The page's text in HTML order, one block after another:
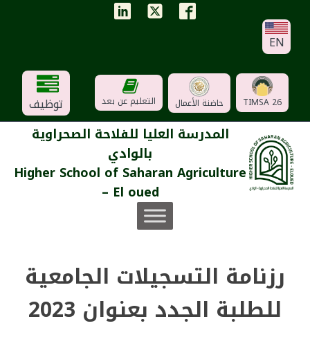
EN
TIMSA 26 حاضنة الأعمال التعليم عن بعد توظيف
المدرسة العليا للفلاحة الصحراوية
بالوادي
Higher School of Saharan Agriculture
– El oued
رزنامة التسجيلات الجامعية
للطلبة الجدد بعنوان 2023